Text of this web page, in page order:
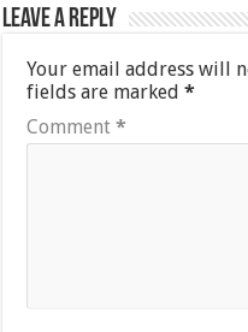
Leave a Reply
Your email address will
fields are marked*
Comment*